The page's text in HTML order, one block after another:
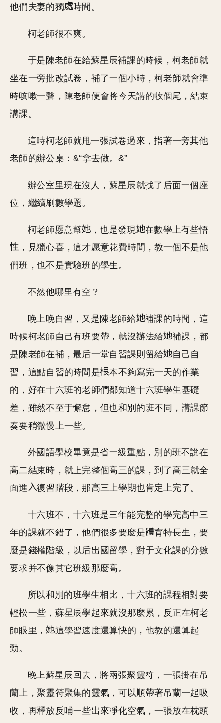
他們夫妻的獨 時間。
柯老師很不爽。
于是陳老師在給蘇星辰補課的時候，柯老師就
坐在一旁批改試卷，補了一個小時，柯老師就會準
時咳嗽一聲，陳老師便會將今天講的收個尾，結束
講課。
這時柯老師就甩一張試卷過來，指著一旁其他
老師的辦公桌：&“拿去做。&”
辦公室里現在沒人，蘇星辰就找了后面一個座
位，繼續刷數學題。
柯老師愿意幫 ，也是發現
在數學上有些悟
，見獵心喜，這才愿意花費時間，教一個不是他
們班，也不是實驗班的學生。
不然他哪里有空？
晚上晚自習，又是陳老師給
補課的時間，這
時候柯老師自己有班要帶，就沒辦法給
補課，都
是陳老師在補，最后一堂自習課則留給
自己自
習，這點自習的時間是
本不夠寫完一天的作業
的，好在十六班的老師們都知道十六班學生基礎
差，雖然不至于懈怠，但也和別的班不同，講課節
奏要稍微慢上一些。
外國語學校畢竟是省一級重點，別的班不說在
高二結束時，就上完整個高三的課，到了高三就全
面進
復習階段，那高三上學期也肯定上完了。
十六班不，十六班是三年能完整的學完高中三
年的課就不錯了，他們很多要麼是
育特長生，要
麼是錢權階級，以后出國留學，對于文化課的分數
要求并不像其它班級那麼高。
所以和別的班學生相比，十六班的課程相對要
輕松一些，蘇星辰學起來就沒那麼累，反正在柯老
師眼里，
這學習速度還算快的，他教的還算起
勁。
晚上蘇星辰回去，將兩張聚靈符，一張掛在吊
蘭上，聚靈符聚集的靈氣，可以順帶著吊蘭一起吸
收，再釋放反哺一些出來凈化空氣，一張放在枕頭